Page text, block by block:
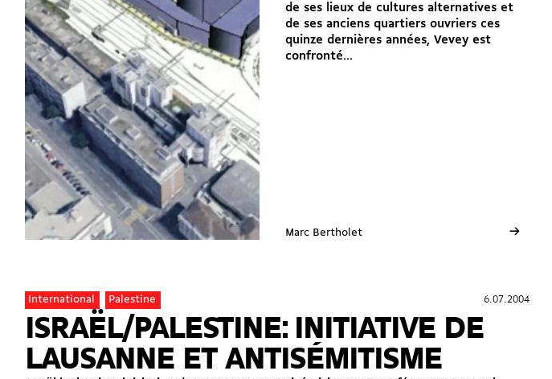
de ses lieux de cultures alternatives et
de ses anciens quartiers ouvriers ces
quinze dernières années, Vevey est
confronté...
Marc Bertholet →
6.07.2004
International Palestine 6.07.2004
ISRAËL/PALESTINE: INITIATIVE DE
LAUSANNE ET ANTISÉMITISME